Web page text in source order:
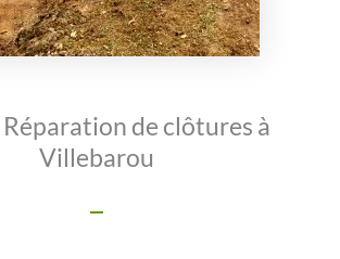
Réparation de clôtures à
Villebarou